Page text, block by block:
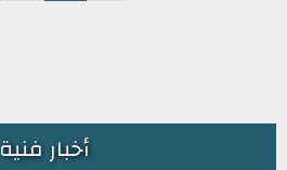
أخبار فنية